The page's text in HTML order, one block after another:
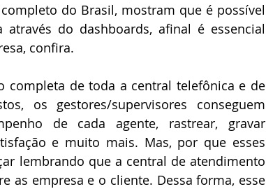
do Brasil, mostram que é possível
do dashboards, afinal é essencial
confira.
completa de toda a central telefônica e de
os gestores/supervisores conseguem
de cada agente, rastrear, gravar
e muito mais. Mas, por que esses
lembrando que a central de atendimento
as empresa e o cliente. Dessa forma, esse